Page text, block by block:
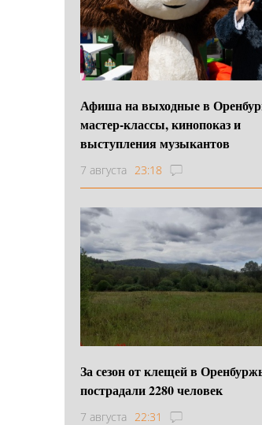
Афиша на выходные в
мастер-классы, кинопоказ и
выступления музыкантов
7 августа 23:18
За сезон от клещей в
пострадали 2280 человек
7 августа 22:31